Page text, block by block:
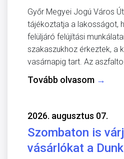
Győr Megyei Jogú Város
tájékoztatja a lakosságot,
felüljáró felújítási
szakaszukhoz érkeztek, a
vasárnapig tart. Az
Tovább olvasom →
2026. augusztus 07.
Szombaton is
vásárlókat a